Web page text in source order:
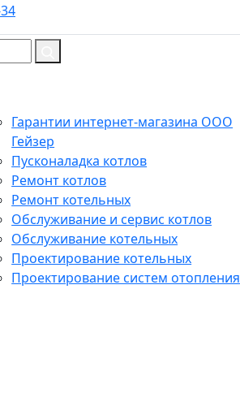
Гарантии интернет-магазина ООО
Гейзер
Пусконаладка котлов
Ремонт котлов
Ремонт котельных
Обслуживание и сервис котлов
Обслуживание котельных
Проектирование котельных
Проектирование систем отопления